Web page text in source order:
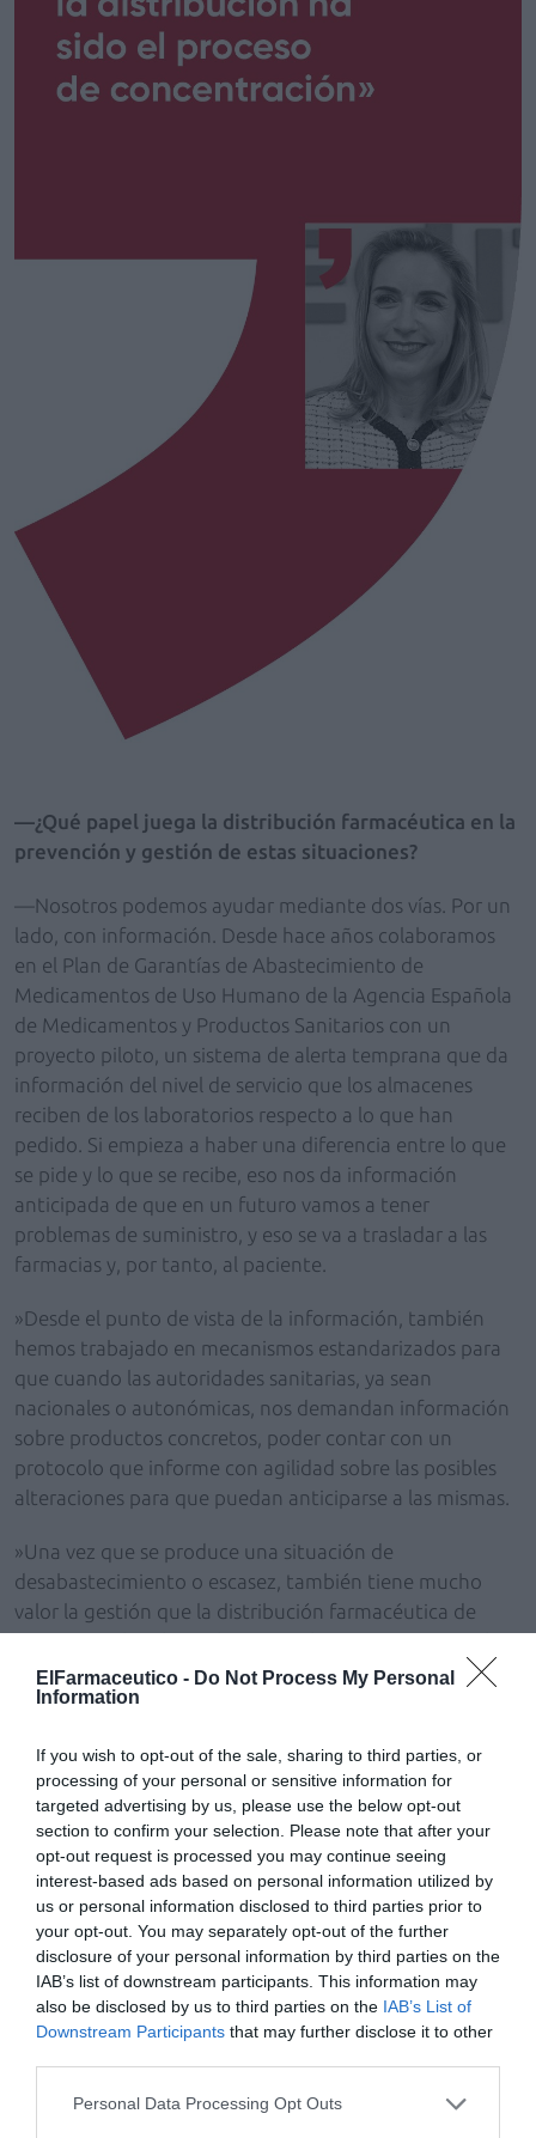
ElFarmaceutico - Do Not Process My Personal
Information
If you wish to opt-out of the sale, sharing to third parties, or
processing of your personal or sensitive information for
targeted advertising by us, please use the below opt-out
section to confirm your selection. Please note that after your
opt-out request is processed you may continue seeing
interest-based ads based on personal information utilized by
us or personal information disclosed to third parties prior to
your opt-out. You may separately opt-out of the further
disclosure of your personal information by third parties on the
IAB’s list of downstream participants. This information may
also be disclosed by us to third parties on the IAB’s List of
Downstream Participants that may further disclose it to other
Personal Data Processing Opt Outs
—¿Qué papel juega la distribución farmacéutica en la
prevención y gestión de estas situaciones?
—Nosotros podemos ayudar mediante dos vías. Por un
lado, con información. Desde hace años colaboramos
en el Plan de Garantías de Abastecimiento de
Medicamentos de Uso Humano de la Agencia Española
de Medicamentos y Productos Sanitarios con un
proyecto piloto, un sistema de alerta temprana que da
información del nivel de servicio que los almacenes
reciben de los laboratorios respecto a lo que han
pedido. Si empieza a haber una diferencia entre lo que
se pide y lo que se recibe, eso nos da información
anticipada de que en un futuro vamos a tener
problemas de suministro, y eso se va a trasladar a las
farmacias y, por tanto, al paciente.
»Desde el punto de vista de la información, también
hemos trabajado en mecanismos estandarizados para
que cuando las autoridades sanitarias, ya sean
nacionales o autonómicas, nos demandan información
sobre productos concretos, poder contar con un
protocolo que informe con agilidad sobre las posibles
alteraciones para que puedan anticiparse a las mismas.
»Una vez que se produce una situación de
desabastecimiento o escasez, también tiene mucho
valor la gestión que la distribución farmacéutica de
gama completa hace de ese producto escaso. Cuando
en un almacén se ve que el producto empieza a tener
problemas de suministro, se activan unos protocolos
las farmacias. Siempre insisto mucho en esto: de nada
sirve que el producto que llega, si es escaso, se
concentre en determinadas farmacias, porque entonces
nuestro modelo y el éxito del modelo de farmacia
español, que es esa capilaridad, esa facilidad y esa
equidad en el acceso, deja de funcionar.
»La clave está en que, a medida que llega el producto
escaso, se reparta de forma equitativa. El acopio en
farmacias concretas no soluciona ni da el servicio que
la gama completa, para que en esos momentos de